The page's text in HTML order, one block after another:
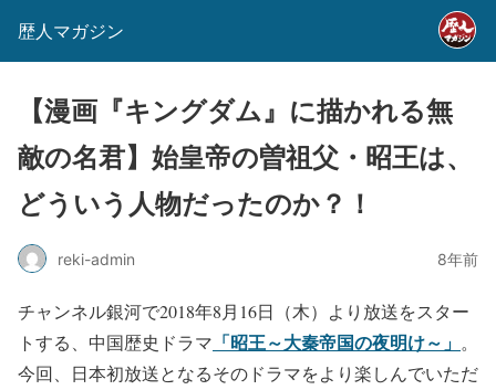
歴人マガジン
【漫画『キングダム』に描かれる無
敵の名君】始皇帝の曽祖父・昭王は、
どういう人物だったのか？！
reki-admin 8年前
チャンネル銀河で2018年8月16日（木）より放送をスター
トする、中国歴史ドラマ 「昭王～大秦帝国の夜明け～」 。
今回、日本初放送となるそのドラマをより楽しんでいただ